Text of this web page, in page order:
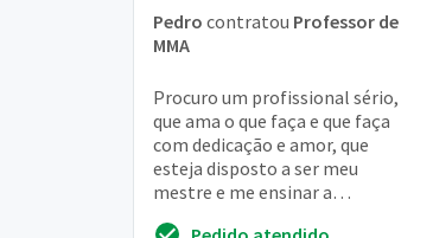
Pedro contratou Professor de
MMA
Procuro um profissional sério,
que ama o que faça e que faça
com dedicação e amor, que
esteja disposto a ser meu
mestre e me ensinar a